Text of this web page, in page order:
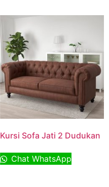
Kursi Sofa Jati 2 Dudukan
Chat WhatsApp